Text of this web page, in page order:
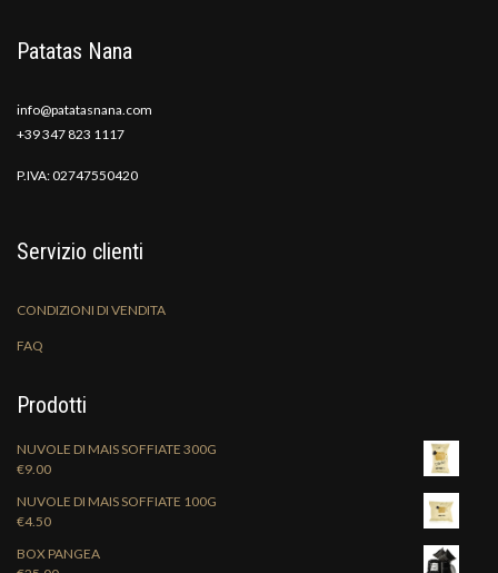
Patatas Nana
info@patatasnana.com
+39 347 823 1117
P.IVA: 02747550420
Servizio clienti
CONDIZIONI DI VENDITA
FAQ
Prodotti
NUVOLE DI MAIS SOFFIATE 300G
€9.00
NUVOLE DI MAIS SOFFIATE 100G
€4.50
BOX PANGEA